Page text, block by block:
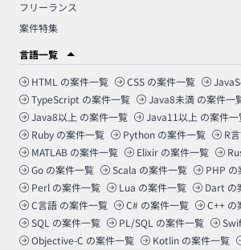
フリーランス
案件特集
言語一覧
HTML の案件一覧 CSS の案件一覧
TypeScript の案件一覧 Java8未満 の案件一
Java8以上 の案件一覧 Java11以上 の案件一
Ruby の案件一覧 Python の案件一覧 R
MATLAB の案件一覧 Elixir の案件一覧
Go の案件一覧 Scala の案件一覧 PHP の
Perl の案件一覧 Lua の案件一覧 Dart の
C言語 の案件一覧 C# の案件一覧 C++ の
SQL の案件一覧 PL/SQL の案件一覧
Objective-C の案件一覧 Kotlin の案件一覧